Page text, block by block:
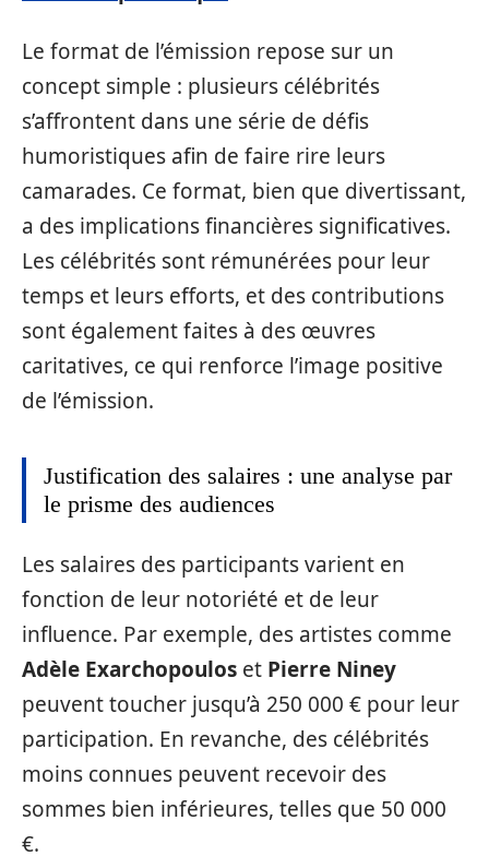
Le format de l’émission repose sur un
concept simple : plusieurs célébrités
s’affrontent dans une série de défis
humoristiques afin de faire rire leurs
camarades. Ce format, bien que divertissant,
a des implications financières significatives.
Les célébrités sont rémunérées pour leur
temps et leurs efforts, et des contributions
sont également faites à des œuvres
caritatives, ce qui renforce l’image positive
de l’émission.
Justification des salaires : une analyse par
le prisme des audiences
Les salaires des participants varient en
fonction de leur notoriété et de leur
influence. Par exemple, des artistes comme
Adèle Exarchopoulos et Pierre Niney
peuvent toucher jusqu’à 250 000 € pour leur
participation. En revanche, des célébrités
moins connues peuvent recevoir des
sommes bien inférieures, telles que 50 000
€.